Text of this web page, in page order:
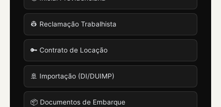
👷 Reclamação Trabalhista
🔑 Contrato de Locação
🚢 Importação (DI/DUIMP)
📦 Documentos de Embarque